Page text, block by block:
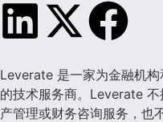
Leverate 是一家为金融机
的技术服务商。Leverate
产管理或财务咨询服务，也